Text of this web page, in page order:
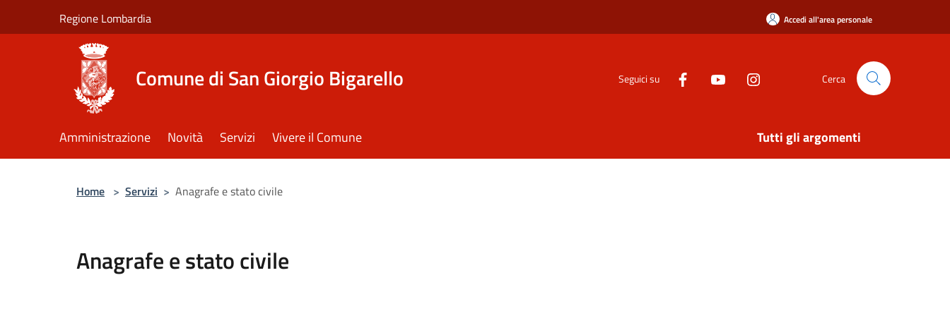
Regione Lombardia Accedi all'area personale
Comune di San Giorgio Bigarello Seguici su Cerca
Amministrazione Novità Servizi Vivere il Comune Tutti gli argomenti
Home > Servizi > Anagrafe e stato civile
Anagrafe e stato civile